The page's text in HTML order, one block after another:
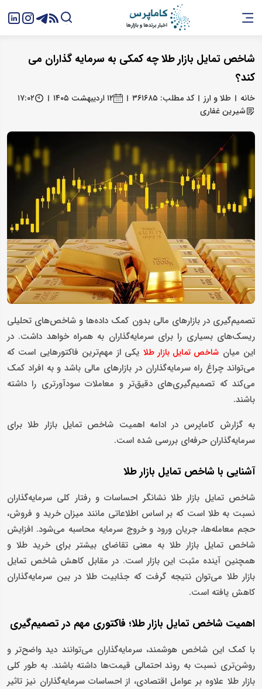
شاخص تمایل بازار طلا چه کمکی به سرمایه‌ گذاران می‌
کند؟
خانه طلا و ارز کد مطلب: ۳۶۱۶۸۵ ۱۲ اردیبهشت ۱۴۰۵
۱۷:۰۲
شیرین غفاری
تصمیم‌گیری در بازارهای مالی بدون کمک داده‌ها و شاخص‌های تحلیلی
ریسک‌های بسیاری را برای سرمایه‌گذاران به همراه خواهد داشت. در
این میان شاخص تمایل بازار طلا یکی از مهم‌ترین فاکتورهایی است که
می‌تواند چراغ راه سرمایه‌گذاران در بازارهای مالی باشد و به افراد کمک
می‌کند که تصمیم‌گیری‌های دقیق‌تر و معاملات سودآورتری را داشته
باشند.
به گزارش کاماپرس در ادامه اهمیت شاخص تمایل بازار طلا برای
سرمایه‌گذاران حرفه‌ای بررسی شده است.
آشنایی با شاخص تمایل بازار طلا
شاخص تمایل بازار طلا نشانگر احساسات و رفتار کلی سرمایه‌گذاران
نسبت به طلا است که بر اساس اطلاعاتی مانند میزان خرید و فروش،
حجم معامله‌ها، جریان ورود و خروج سرمایه محاسبه می‌شود. افزایش
شاخص تمایل بازار طلا به معنی تقاضای بیشتر برای خرید طلا و
همچنین آینده مثبت این بازار است. در مقابل کاهش شاخص تمایل
بازار طلا می‌توان نتیجه گرفت که جذابیت طلا در بین سرمایه‌گذاران
کاهش یافته است.
اهمیت شاخص تمایل بازار طلا؛ فاکتوری مهم در تصمیم‌گیری
با کمک این شاخص هوشمند، سرمایه‌گذاران می‌توانند دید واضح‌تر و
روشن‌تری نسبت به روند احتمالی قیمت‌ها داشته باشند. به طور کلی
بازار طلا علاوه بر عوامل اقتصادی، از احساسات سرمایه‌گذاران نیز تاثیر